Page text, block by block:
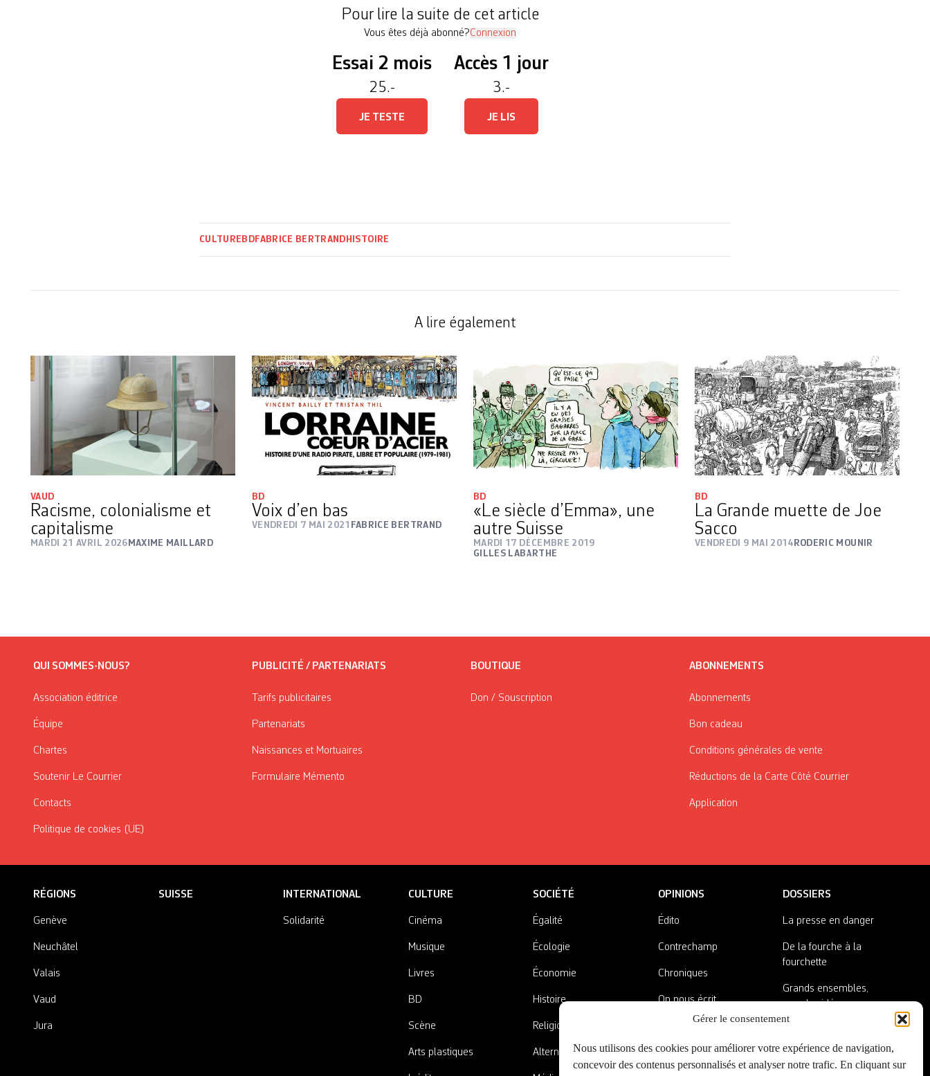
Gérer le consentement
Nous utilisons des cookies pour améliorer votre expérience de navigation,
concevoir des contenus personnalisés et analyser notre trafic. En cliquant sur
Pour lire la suite de cet article
Vous êtes déjà abonné?Connexion
Essai 2 mois
25.-
JE TESTE
Accès 1 jour
3.-
JE LIS
CULTURE BD FABRICE BERTRAND HISTOIRE
A lire également
VAUD
Racisme, colonialisme et
capitalisme
MARDI 21 AVRIL 2026 MAXIME MAILLARD
BD
Voix d’en bas
VENDREDI 7 MAI 2021 FABRICE BERTRAND
BD
«Le siècle d’Emma», une
autre Suisse
MARDI 17 DÉCEMBRE 2019
GILLES LABARTHE
BD
La Grande muette de Joe
Sacco
VENDREDI 9 MAI 2014 RODERIC MOUNIR
QUI SOMMES-NOUS?
Association éditrice
Équipe
Chartes
Soutenir Le Courrier
Contacts
Politique de cookies (UE)
PUBLICITÉ / PARTENARIATS
Tarifs publicitaires
Partenariats
Naissances et Mortuaires
Formulaire Mémento
BOUTIQUE
Don / Souscription
ABONNEMENTS
Abonnements
Bon cadeau
Conditions générales de vente
Réductions de la Carte Côté Courrier
Application
RÉGIONS
Genève
Neuchâtel
Valais
Vaud
Jura
SUISSE INTERNATIONAL
Solidarité
CULTURE
Cinéma
Musique
Livres
BD
Scène
Arts plastiques
SOCIÉTÉ
Égalité
Écologie
Économie
Histoire
Religions
Alternatives
OPINIONS
Édito
Contrechamp
Chroniques
On nous écrit
A côté de la plaque
DOSSIERS
La presse en danger
De la fourche à la
fourchette
Grands ensembles,
grandes idées